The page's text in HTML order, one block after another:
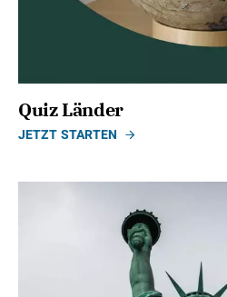
Quiz Länder
JETZT STARTEN